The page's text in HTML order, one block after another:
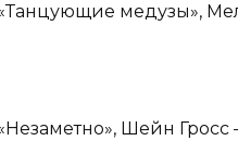
«Танцующие медузы»,
«Незаметно», Шейн